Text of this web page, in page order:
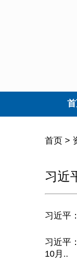
首页 >
习近
习近平
习近平
10月..